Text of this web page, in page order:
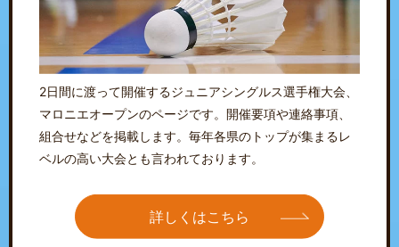
2日間に渡って開催するジュニアシングルス選手権大会、
マロニエオープンのページです。開催要項や連絡事項、
組合せなどを掲載します。毎年各県のトップが集まるレ
ベルの高い大会とも言われております。
詳しくはこちら